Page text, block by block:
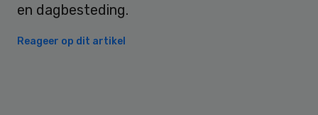
en dagbesteding.
Reageer op dit artikel